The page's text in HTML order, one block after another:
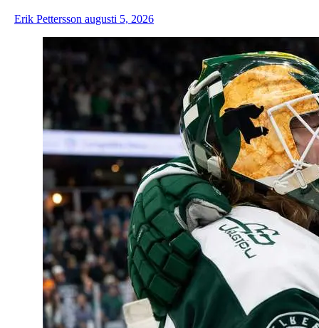
Erik Pettersson augusti 5, 2026